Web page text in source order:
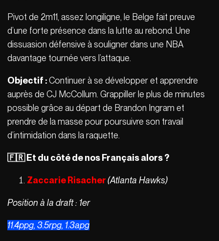
Pivot de 2m11, assez longiligne, le Belge fait preuve
d’une forte présence dans la lutte au rebond. Une
dissuasion défensive à souligner dans une NBA
davantage tournée vers l’attaque.
Objectif :Continuer à se développer et apprendre
auprès de CJ McCollum. Grappiller le plus de minutes
possible grâce au départ de Brandon Ingram et
prendre de la masse pour poursuivre son travail
d’intimidation dans la raquette.
🇫🇷 Et du côté de nos Français alors ?
Zaccarie Risacher(Atlanta Hawks)
Position à la draft : 1er
11.4ppg, 3.5rpg, 1.3apg